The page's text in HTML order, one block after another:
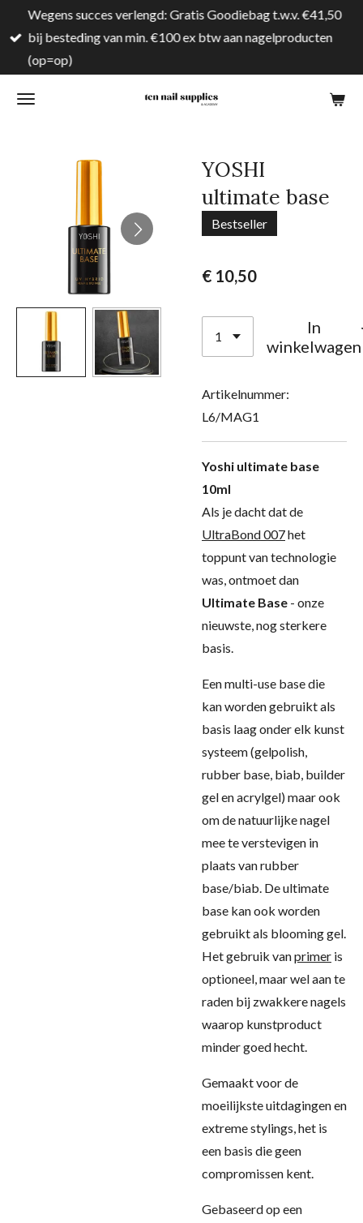
direct
naar
hoofdinhoud
Wegens succes verlengd: Gratis Goodiebag t.w.v. €41,50
bij besteding van min. €100 ex btw aan nagelproducten
(op=op)
YOSHI
ultimate base
Bestseller
€ 10,50
In
winkelwagen
Artikelnummer:
L6/MAG1
Yoshi ultimate base
10ml
Als je dacht dat de
UltraBond 007het
toppunt van technologie
was, ontmoet dan
Ultimate Base - onze
nieuwste, nog sterkere
basis.
Een multi-use base die
kan worden gebruikt als
basis laag onder elk kunst
systeem (gelpolish,
rubber base, biab, builder
gel en acrylgel) maar ook
om de natuurlijke nagel
mee te verstevigen in
plaats van rubber
base/biab. De ultimate
base kan ook worden
gebruikt als blooming gel.
Het gebruik vanprimer is
optioneel, maar wel aan te
raden bij zwakkere nagels
waarop kunstproduct
minder goed hecht.
Gemaakt voor de
moeilijkste uitdagingen en
extreme stylings, het is
een basis die geen
compromissen kent.
Gebaseerd op een